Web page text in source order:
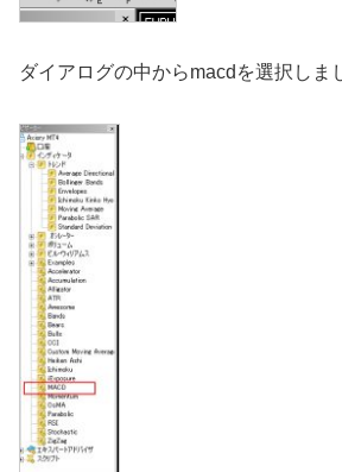
ダイアログの中からmacdを選択しま